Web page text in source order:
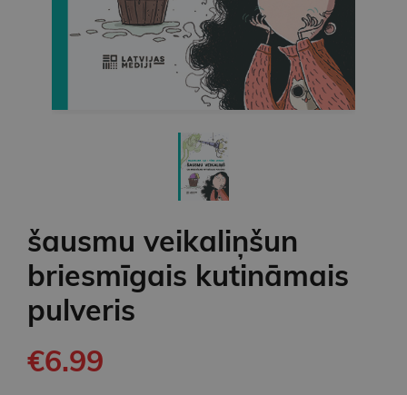
šausmu veikaliņšun
briesmīgais kutināmais
pulveris
€6.99